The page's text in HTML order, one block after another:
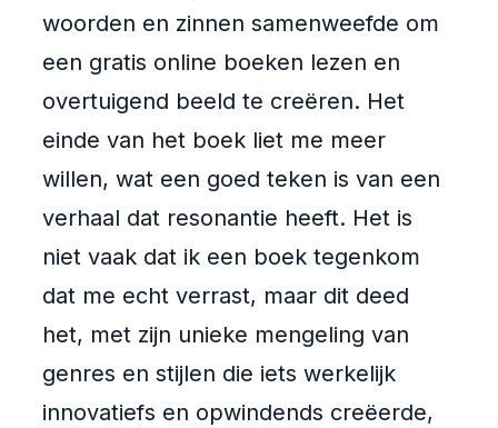
woorden en zinnen samenweefde om
een gratis online boeken lezen en
overtuigend beeld te creëren. Het
einde van het boek liet me meer
willen, wat een goed teken is van een
verhaal dat resonantie heeft. Het is
niet vaak dat ik een boek tegenkom
dat me echt verrast, maar dit deed
het, met zijn unieke mengeling van
genres en stijlen die iets werkelijk
innovatiefs en opwindends creëerde,